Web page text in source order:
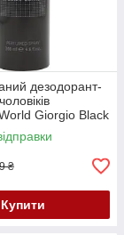
дезодорант-
Giorgio Black
₴
Купити